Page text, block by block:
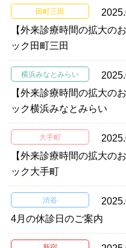
田町三田
【外来診療時間の拡大の
ック田町三田
横浜みなとみらい
【外来診療時間の拡大の
ック横浜みなとみらい
大手町
【外来診療時間の拡大の
ック大手町
渋谷
4月の休診日のご案内